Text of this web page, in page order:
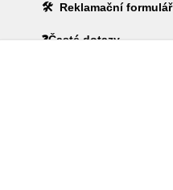
🛠 Reklamační formulář
❓Časté dotazy